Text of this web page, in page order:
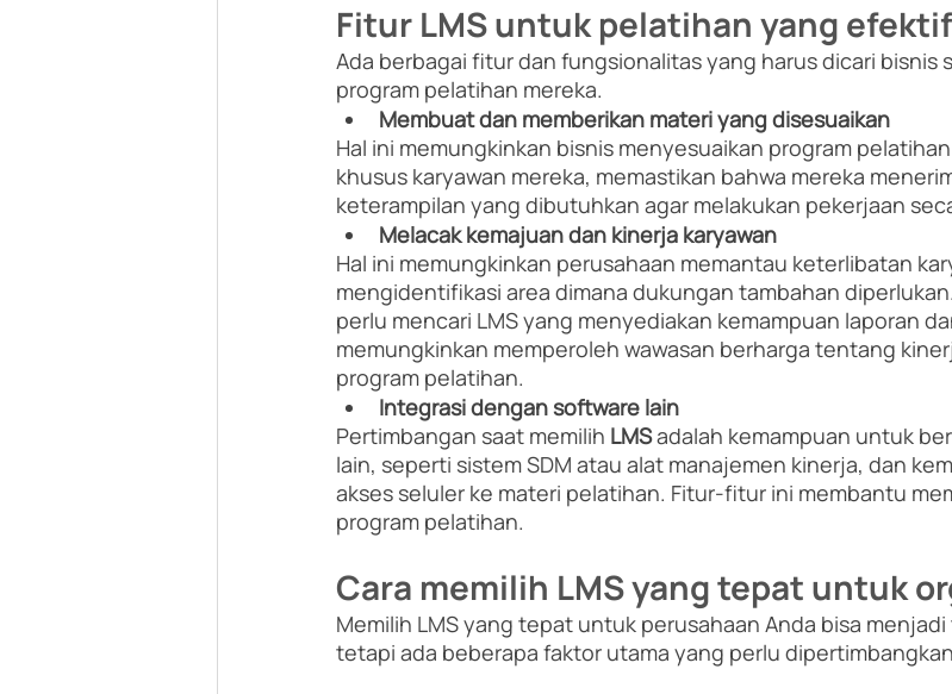
Fitur LMS untuk pelatihan yang efektif
Ada berbagai fitur dan fungsionalitas yang harus dicari bisnis
program pelatihan mereka.
Membuat dan memberikan materi yang disesuaikan
Hal ini memungkinkan bisnis menyesuaikan program
khusus karyawan mereka, memastikan bahwa mereka
keterampilan yang dibutuhkan agar melakukan pekerjaan
Melacak kemajuan dan kinerja karyawan
Hal ini memungkinkan perusahaan memantau keterlibatan
mengidentifikasi area dimana dukungan tambahan
perlu mencari LMS yang menyediakan kemampuan laporan
memungkinkan memperoleh wawasan berharga tentang
program pelatihan.
Integrasi dengan software lain
Pertimbangan saat memilih LMS adalah kemampuan untuk
lain, seperti sistem SDM atau alat manajemen kinerja, dan
akses seluler ke materi pelatihan. Fitur-fitur ini membantu
program pelatihan.
Cara memilih LMS yang tepat untuk
Memilih LMS yang tepat untuk perusahaan Anda bisa
tetapi ada beberapa faktor utama yang perlu